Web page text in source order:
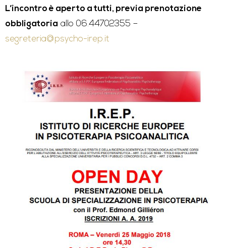
L’incontro è aperto a tutti, previa prenotazione
obbligatoria allo 06.44702355 –
segreteria@psycho-irep.it